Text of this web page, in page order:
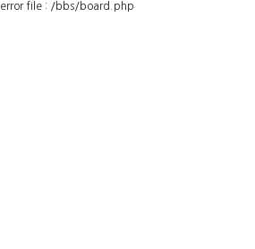
error file : /bbs/board.php